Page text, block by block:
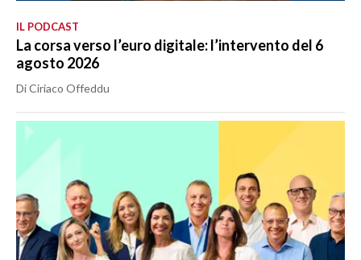
IL PODCAST
La corsa verso l’euro digitale: l’intervento del 6
agosto 2026
Di Ciriaco Offeddu